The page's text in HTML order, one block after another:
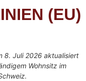
(EU)
8. Juli 2026 aktualisiert
Wohnsitz im